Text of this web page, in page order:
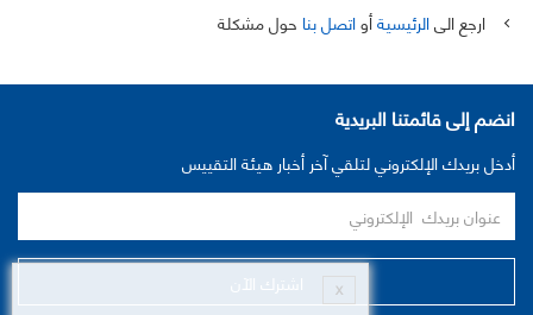
ارجع الىالرئيسيةأواتصل بنا حول مشكلة
انضم إلى قائمتنا البريدية
أدخل بريدك الإلكتروني لتلقي آخر أخبار هيئة التقييس
X